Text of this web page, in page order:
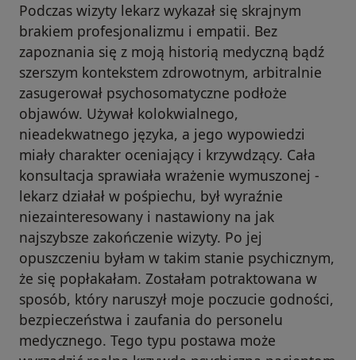
Podczas wizyty lekarz wykazał się skrajnym
brakiem profesjonalizmu i empatii. Bez
zapoznania się z moją historią medyczną bądź
szerszym kontekstem zdrowotnym, arbitralnie
zasugerował psychosomatyczne podłoże
objawów. Używał kolokwialnego,
nieadekwatnego języka, a jego wypowiedzi
miały charakter oceniający i krzywdzący. Cała
konsultacja sprawiała wrażenie wymuszonej -
lekarz działał w pośpiechu, był wyraźnie
niezainteresowany i nastawiony na jak
najszybsze zakończenie wizyty. Po jej
opuszczeniu byłam w takim stanie psychicznym,
że się popłakałam. Zostałam potraktowana w
sposób, który naruszył moje poczucie godności,
bezpieczeństwa i zaufania do personelu
medycznego. Tego typu postawa może